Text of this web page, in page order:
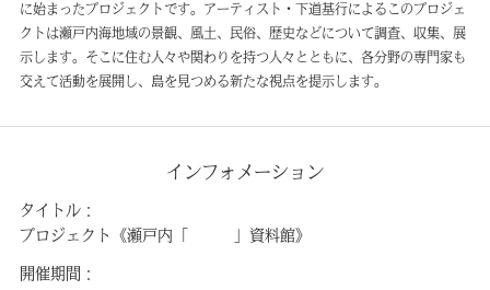
に始まったプロジェクトです。アーティスト・下道基行によるこのプロジェ
クトは瀬戸内海地域の景観、風土、民俗、歴史などについて調査、収集、展
示します。そこに住む人々や関わりを持つ人々とともに、各分野の専門家も
交えて活動を展開し、島を見つめる新たな視点を提示します。
インフォメーション
タイトル：
プロジェクト《瀬戸内「 」資料館》
開催期間：